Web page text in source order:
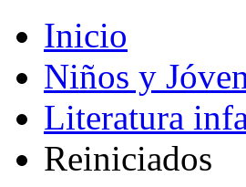
Inicio
Niños y
Literatura
Reiniciados